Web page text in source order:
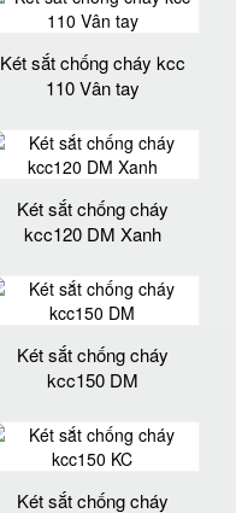
Két sắt chống cháy kcc
110 Vân tay
Két sắt chống cháy
kcc120 DM Xanh
Két sắt chống cháy
kcc150 DM
Két sắt chống cháy